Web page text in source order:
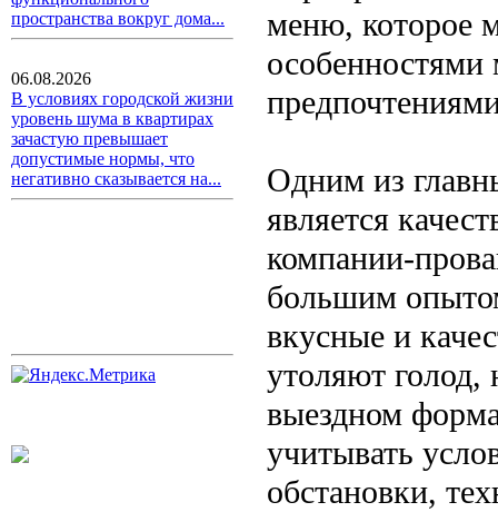
пространства вокруг дома...
06.08.2026
В условиях городской жизни
уровень шума в квартирах
зачастую превышает
допустимые нормы, что
негативно сказывается на...
меню, которое
особенностями
Одним из
является
компании-
большим
вкусные и
утоляют голод,
выездном
учитывать
обстановки,